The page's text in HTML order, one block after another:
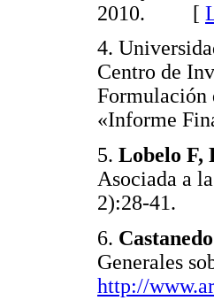
2010. [
4.
Centro de
Formulación
«Informe
5. Lobelo F,
Asociada a
2):28-
6.
Generales
http://